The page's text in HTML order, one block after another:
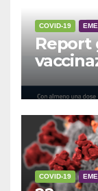
COVID-19
Report
COVID-19